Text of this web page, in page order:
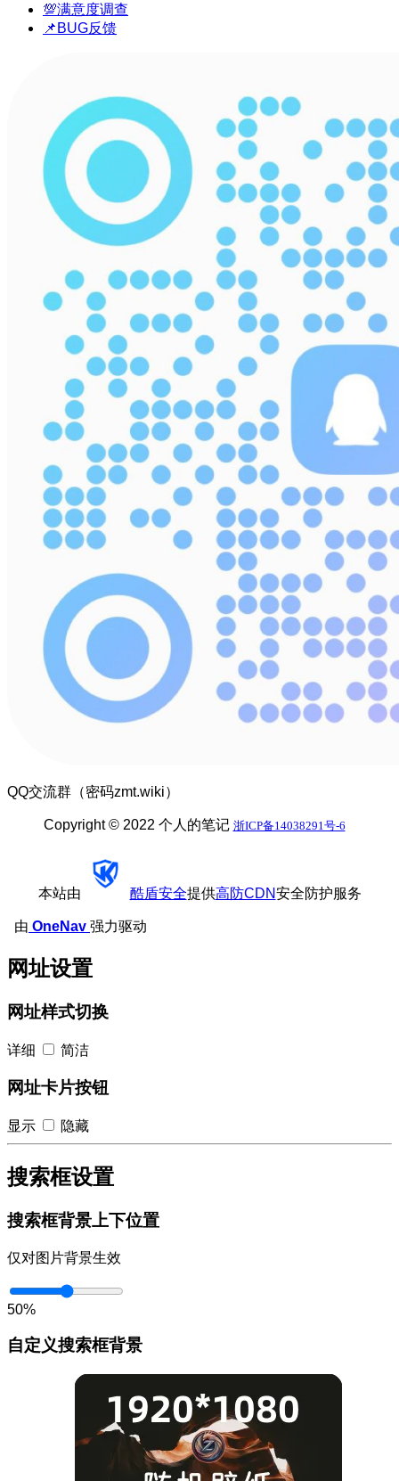
💯满意度调查
📌BUG反馈
QQ交流群（密码zmt.wiki）
Copyright © 2022 个人的笔记 浙ICP备14038291号-6
本站由 酷盾安全提供高防CDN安全防护服务
由 OneNav 强力驱动
网址设置
网址样式切换
详细 简洁
网址卡片按钮
显示 隐藏
搜索框设置
搜索框背景上下位置
仅对图片背景生效
50%
自定义搜索框背景